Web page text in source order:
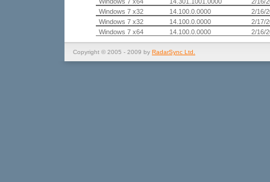
Windows 7 x32
14.100.0.0000
2/16/
Windows 7 x32
14.100.0.0000
2/17/
Windows 7 x64
14.100.0.0000 2/16/
Copyright © 2005 - 2009 by RadarSync Ltd.